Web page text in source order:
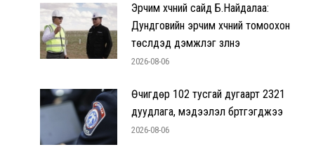
Эрчим хүчний сайд Б.Найдалаа:
Дундговийн эрчим хүчний томоохон
төслүүдэд дэмжлэг үзүүлнэ
2026-08-06
Өчигдөр 102 тусгай дугаарт 2321
дуудлага, мэдээлэл бүртгэгджээ
2026-08-06